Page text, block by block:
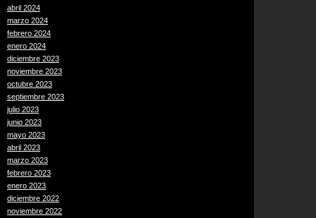
abril 2024
marzo 2024
febrero 2024
enero 2024
diciembre 2023
noviembre 2023
octubre 2023
septiembre 2023
julio 2023
junio 2023
mayo 2023
abril 2023
marzo 2023
febrero 2023
enero 2023
diciembre 2022
noviembre 2022